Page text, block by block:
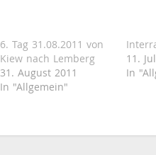
6. Tag 31.08.2011 von
Kiew nach Lemberg
31. August 2011
In "Allgemein"
11.
In